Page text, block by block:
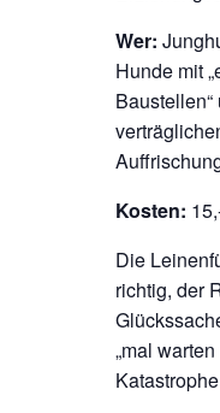
Wer:
Hunde mit
Kosten:
Die
richtig, der
„mal